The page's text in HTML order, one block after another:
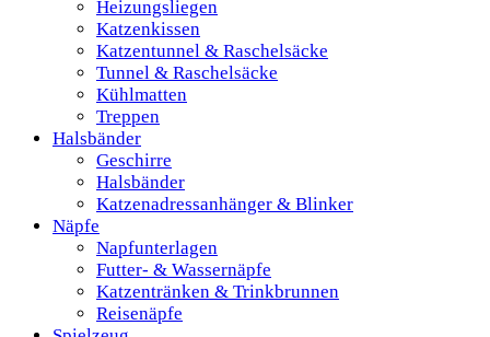
Heizungsliegen
Katzenkissen
Katzentunnel & Raschelsäcke
Tunnel & Raschelsäcke
Kühlmatten
Treppen
Halsbänder
Geschirre
Halsbänder
Katzenadressanhänger & Blinker
Näpfe
Napfunterlagen
Futter- & Wassernäpfe
Katzentränken & Trinkbrunnen
Reisenäpfe